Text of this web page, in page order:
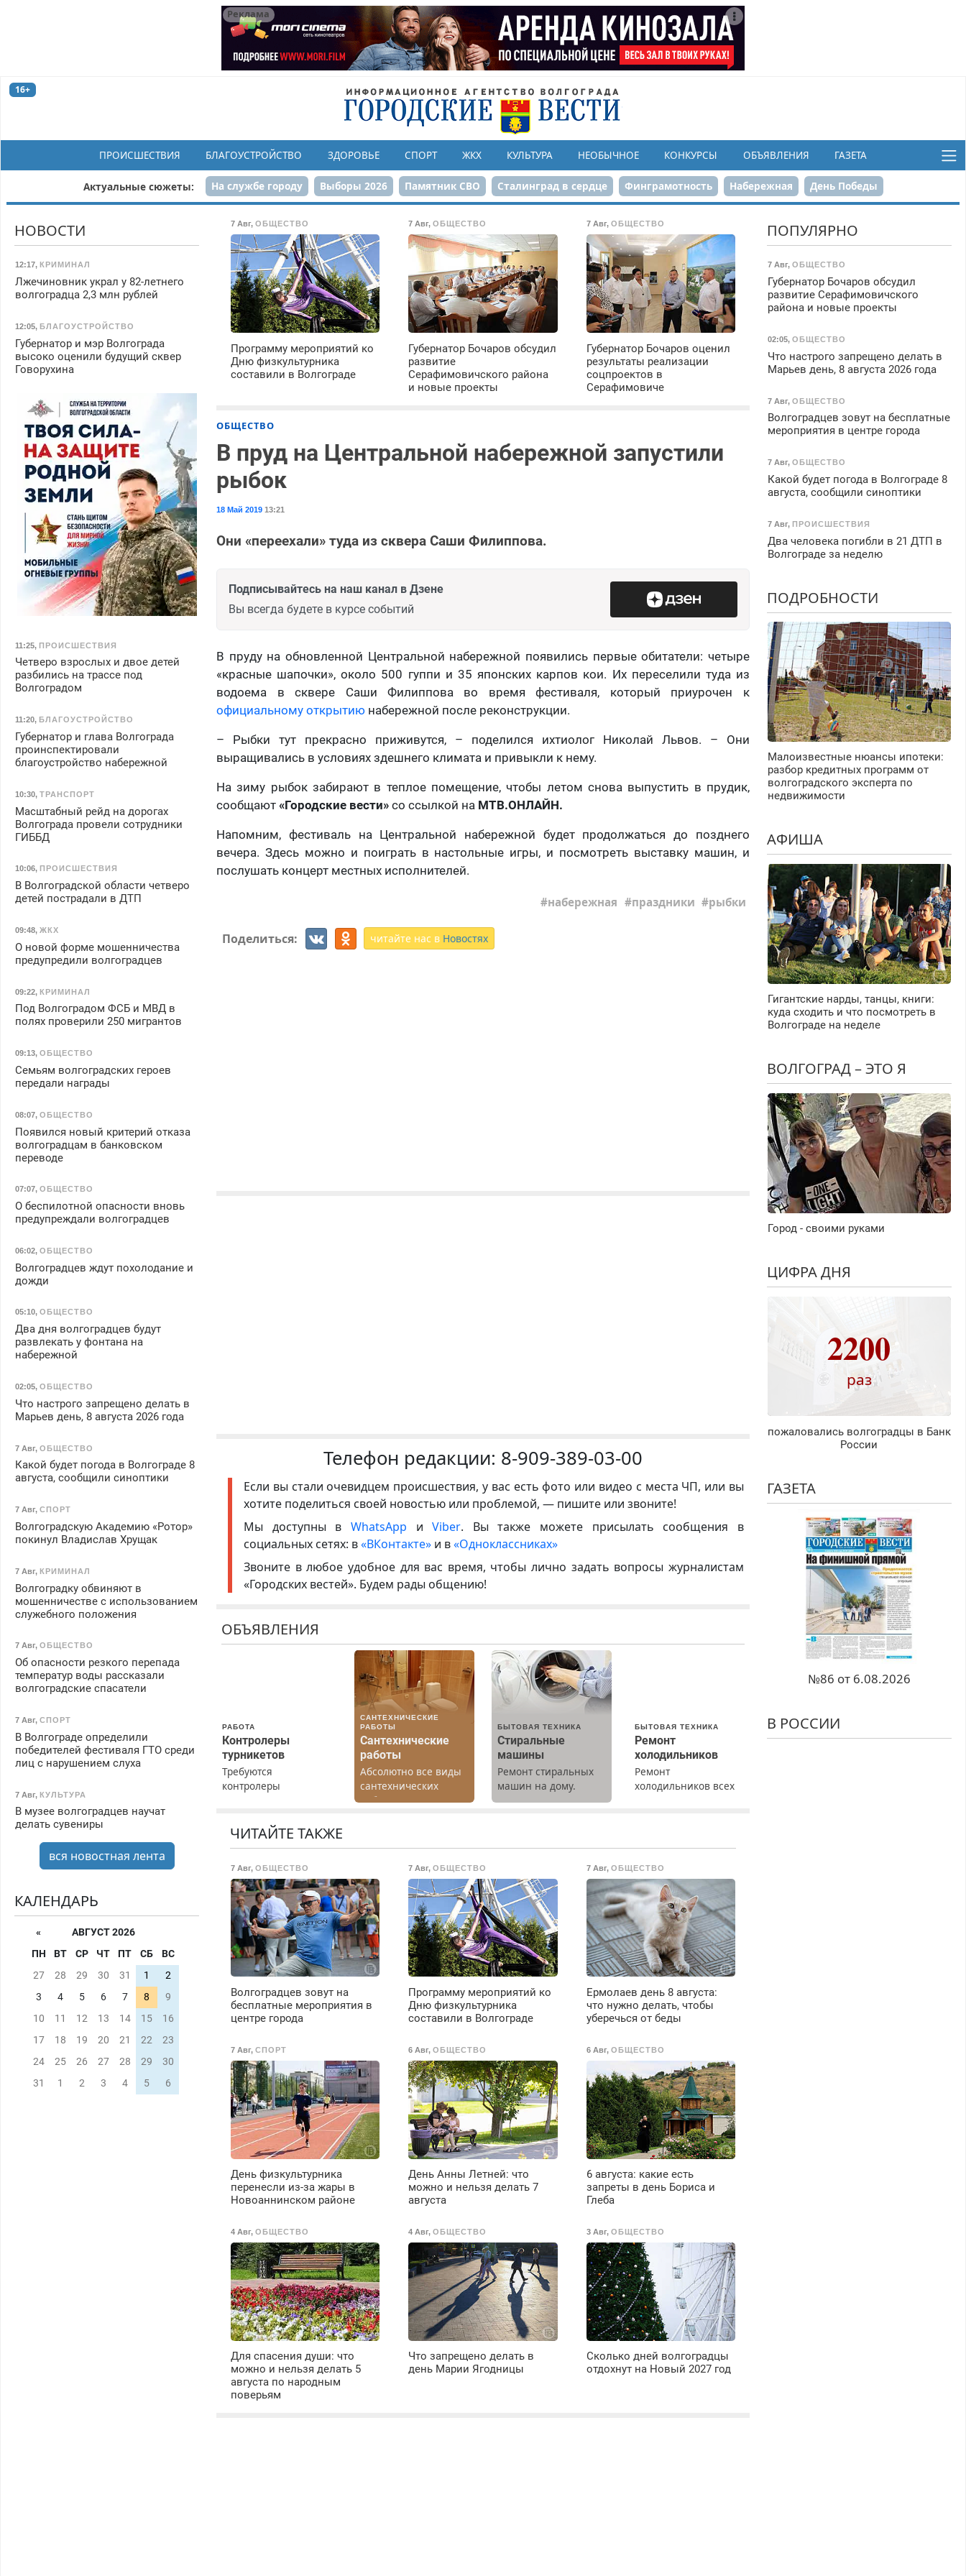
Реклама
16+
ПРОИСШЕСТВИЯ БЛАГОУСТРОЙСТВО ЗДОРОВЬЕ СПОРТ ЖКХ КУЛЬТУРА НЕОБЫЧНОЕ КОНКУРСЫ ОБЪЯВЛЕНИЯ ГАЗЕТА
Актуальные сюжеты: На службе городу Выборы 2026 Памятник СВО Сталинград в сердце Финграмотность Набережная День Победы
Реконструкция ЦПКиО 80-летие Победы Парк Героев-летчиков
7 Авг,ОБЩЕСТВО
Программу мероприятий ко
Дню физкультурника
составили в Волгограде
7 Авг,ОБЩЕСТВО
Губернатор Бочаров обсудил
развитие
Серафимовичского района
и новые проекты
7 Авг, ОБЩЕСТВО
Губернатор Бочаров оценил
результаты реализации
соцпроектов в
Серафимовиче
ОБЩЕСТВО
В пруд на Центральной набережной запустили
рыбок
18 Май 2019 13:21
Они «переехали» туда из сквера Саши Филиппова.
Подписывайтесь на наш канал в Дзене
Вы всегда будете в курсе событий
В пруду на обновленной Центральной набережной появились первые обитатели: четыре
«красные шапочки», около 500 гуппи и 35 японских карпов кои. Их переселили туда из
водоема в сквере Саши Филиппова во время фестиваля, который приурочен к
официальному открытию набережной после реконструкции.
– Рыбки тут прекрасно приживутся, – поделился ихтиолог Николай Львов. – Они
выращивались в условиях здешнего климата и привыкли к нему.
На зиму рыбок забирают в теплое помещение, чтобы летом снова выпустить в прудик,
сообщают«Городские вести» со ссылкой на МТВ.ОНЛАЙН.
Напомним, фестиваль на Центральной набережной будет продолжаться до позднего
вечера. Здесь можно и поиграть в настольные игры, и посмотреть выставку машин, и
послушать концерт местных исполнителей.
набережная праздники рыбки
Поделиться: читайте нас в Новостях
Телефон редакции: 8-909-389-03-00
Если вы стали очевидцем происшествия, у вас есть фото или видео с места ЧП, или вы
хотите поделиться своей новостью или проблемой, — пишите или звоните!
Мы доступны в WhatsApp иViber. Вы также можете присылать сообщения в
социальных сетях: в«ВКонтакте» и в«Одноклассниках»
Звоните в любое удобное для вас время, чтобы лично задать вопросы журналистам
«Городских вестей». Будем рады общению!
ОБЪЯВЛЕНИЯ
РАБОТА
Контролеры
турникетов
Требуются
контролеры
Подмосковье
ТК РФ. График работы
любой. Бесплатное
проживание. З/п – до
96000 рублей до
вычета налогов.
Ежемесячно
выплачивается
денежная премия.
Возможно бесплатное
обучение, получение
документов, работа
транспортной
безопасности с з/п до
125000 руб.
САНТЕХНИЧЕСКИЕ
РАБОТЫ
Сантехнические
работы
Абсолютно все виды
сантехнических
работ. Быстро.
БЫТОВАЯ ТЕХНИКА
Стиральные
машины
Ремонт стиральных
машин на дому.
Выезд и диагностика
БЫТОВАЯ ТЕХНИКА
Ремонт
холодильников
Ремонт
холодильников всех
районы. Скидка.
Вызов бесплатный.
ЧИТАЙТЕ ТАКЖЕ
7 Авг,ОБЩЕСТВО
Волгоградцев зовут на
бесплатные мероприятия в
центре города
7 Авг,ОБЩЕСТВО
Программу мероприятий ко
Дню физкультурника
составили в Волгограде
7 Авг, ОБЩЕСТВО
Ермолаев день 8 августа:
что нужно делать, чтобы
уберечься от беды
7 Авг,СПОРТ
День физкультурника
перенесли из-за жары в
Новоаннинском районе
6 Авг,ОБЩЕСТВО
День Анны Летней: что
можно и нельзя делать 7
августа
6 Авг, ОБЩЕСТВО
6 августа: какие есть
запреты в день Бориса и
Глеба
4 Авг,ОБЩЕСТВО
Для спасения души: что
можно и нельзя делать 5
августа по народным
поверьям
4 Авг,ОБЩЕСТВО
Что запрещено делать в
день Марии Ягодницы
3 Авг, ОБЩЕСТВО
Сколько дней волгоградцы
отдохнут на Новый 2027 год
НОВОСТИ
12:17, КРИМИНАЛ
Лжечиновник украл у 82-летнего
волгоградца 2,3 млн рублей
12:05, БЛАГОУСТРОЙСТВО
Губернатор и мэр Волгограда
высоко оценили будущий сквер
Говорухина
11:25, ПРОИСШЕСТВИЯ
Четверо взрослых и двое детей
разбились на трассе под
Волгоградом
11:20, БЛАГОУСТРОЙСТВО
Губернатор и глава Волгограда
проинспектировали
благоустройство набережной
10:30, ТРАНСПОРТ
Масштабный рейд на дорогах
Волгограда провели сотрудники
ГИББД
10:06, ПРОИСШЕСТВИЯ
В Волгоградской области четверо
детей пострадали в ДТП
09:48, ЖКХ
О новой форме мошенничества
предупредили волгоградцев
09:22, КРИМИНАЛ
Под Волгоградом ФСБ и МВД в
полях проверили 250 мигрантов
09:13, ОБЩЕСТВО
Семьям волгоградских героев
передали награды
08:07, ОБЩЕСТВО
Появился новый критерий отказа
волгоградцам в банковском
переводе
07:07, ОБЩЕСТВО
О беспилотной опасности вновь
предупреждали волгоградцев
06:02, ОБЩЕСТВО
Волгоградцев ждут похолодание и
дожди
05:10, ОБЩЕСТВО
Два дня волгоградцев будут
развлекать у фонтана на
набережной
02:05, ОБЩЕСТВО
Что настрого запрещено делать в
Марьев день, 8 августа 2026 года
7 Авг, ОБЩЕСТВО
Какой будет погода в Волгограде 8
августа, сообщили синоптики
7 Авг, СПОРТ
Волгоградскую Академию «Ротор»
покинул Владислав Хрущак
7 Авг, КРИМИНАЛ
Волгоградку обвиняют в
мошенничестве с использованием
служебного положения
7 Авг, ОБЩЕСТВО
Об опасности резкого перепада
температур воды рассказали
волгоградские спасатели
7 Авг, СПОРТ
В Волгограде определили
победителей фестиваля ГТО среди
лиц с нарушением слуха
7 Авг, КУЛЬТУРА
В музее волгоградцев научат
делать сувениры
вся новостная лента
КАЛЕНДАРЬ
«
АВГУСТ 2026
ПН
ВТ СР ЧТ ПТ СБ
ВС
27
28 29 30 31 1
2
3
4 5 6 7 8
9
10
11 12 13 14 15
16
17
18 19 20 21 22
23
24
25 26 27 28 29
30
31
1 2 3 4 5 6
ПОПУЛЯРНО
7 Авг, ОБЩЕСТВО
Губернатор Бочаров обсудил
развитие Серафимовичского
района и новые проекты
02:05, ОБЩЕСТВО
Что настрого запрещено делать в
Марьев день, 8 августа 2026 года
7 Авг, ОБЩЕСТВО
Волгоградцев зовут на бесплатные
мероприятия в центре города
7 Авг, ОБЩЕСТВО
Какой будет погода в Волгограде 8
августа, сообщили синоптики
7 Авг, ПРОИСШЕСТВИЯ
Два человека погибли в 21 ДТП в
Волгограде за неделю
ПОДРОБНОСТИ
Малоизвестные нюансы ипотеки:
разбор кредитных программ от
волгоградского эксперта по
недвижимости
АФИША
Гигантские нарды, танцы, книги:
куда сходить и что посмотреть в
Волгограде на неделе
ВОЛГОГРАД – ЭТО Я
Город - своими руками
ЦИФРА ДНЯ
2200
раз
пожаловались волгоградцы в Банк
России
ГАЗЕТА
№86 от 6.08.2026
В РОССИИ